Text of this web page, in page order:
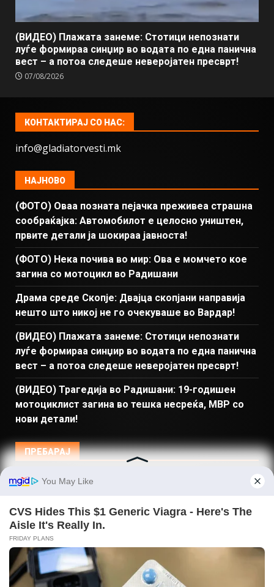
(ВИДЕО) Плажата занеме: Стотици непознати
луѓе формираа синџир во водата по една панична
вест – а потоа следеше неверојатен пресврт!
07/08/2026
КОНТАКТИРАЈ СО НАС:
info@gladiatorvesti.mk
НАЈНОВО
(ФОТО) Оваа позната пејачка преживеа страшна
сообраќајка: Автомобилот е целосно уништен,
првите детали ја шокираа јавноста!
(ФОТО) Нека почива во мир: Ова е момчето кое
загина со мотоцикл во Радишани
Драма среде Скопје: Двајца скопјани направија
нешто што никој не го очекуваше во Вардар!
(ВИДЕО) Плажата занеме: Стотици непознати
луѓе формираа синџир во водата по една панична
вест – а потоа следеше неверојатен пресврт!
(ВИДЕО) Трагедија во Радишани: 19-годишен
мотоциклист загина во тешка несреќа, МВР со
нови детали!
ПРЕБАРАЈ
Македонија Балкан и Свет Спорт